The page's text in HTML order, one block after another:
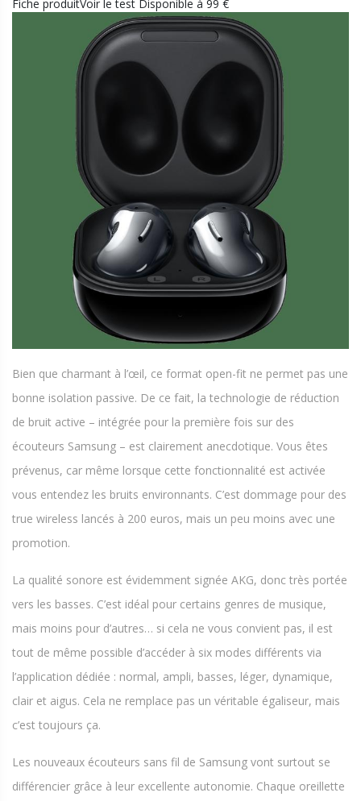
Fiche produitVoir le test Disponible à 99 €
Bien que charmant à l’œil, ce format open-fit ne permet pas une
bonne isolation passive. De ce fait, la technologie de réduction
de bruit active – intégrée pour la première fois sur des
écouteurs Samsung – est clairement anecdotique. Vous êtes
prévenus, car même lorsque cette fonctionnalité est activée
vous entendez les bruits environnants. C’est dommage pour des
true wireless lancés à 200 euros, mais un peu moins avec une
promotion.
La qualité sonore est évidemment signée AKG, donc très portée
vers les basses. C’est idéal pour certains genres de musique,
mais moins pour d’autres… si cela ne vous convient pas, il est
tout de même possible d’accéder à six modes différents via
l’application dédiée : normal, ampli, basses, léger, dynamique,
clair et aigus. Cela ne remplace pas un véritable égaliseur, mais
c’est toujours ça.
Les nouveaux écouteurs sans fil de Samsung vont surtout se
différencier grâce à leur excellente autonomie. Chaque oreillette